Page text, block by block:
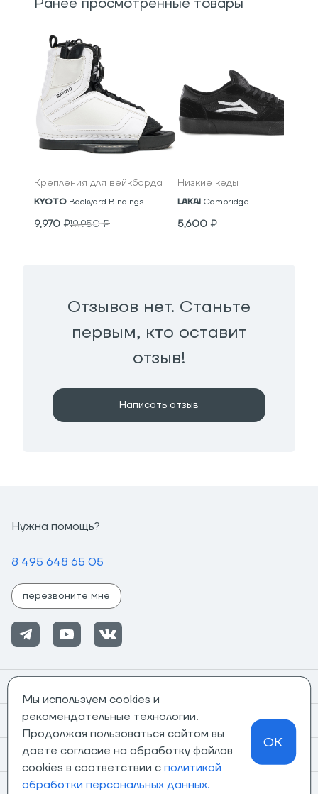
Крепления для вейкборда
KYOTO Backyard Bindings
9,970 ₽19,950₽
Низкие кеды
LAKAI Cambridge
5,600 ₽
Отзывов нет. Станьте
первым, кто оставит
отзыв!
Написать отзыв
Нужна помощь?
8 495 648 65 05
перезвоните мне
Информация
О компании
Магазины
Мы используем cookies и
рекомендательные технологии.
Продолжая пользоваться сайтом вы
даете согласие на обработку файлов
cookies в соответствии с политикой
обработки персональных данных.
OK